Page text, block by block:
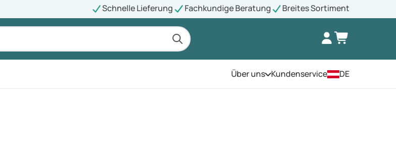
Schnelle Lieferung Fachkundige Beratung Breites Sortiment
Über unsÖffnen Sie das Menü
Kundenservice DE